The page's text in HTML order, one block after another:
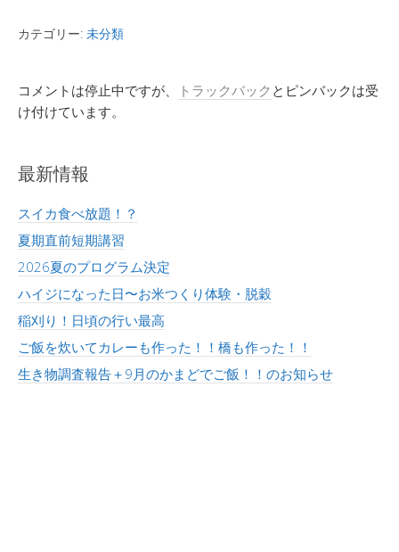
て
t
e
r
で
新
し
い
ィ
ン
ド
ウ
で
開
き
ま
す
)
o
o
有
す
る
に
く
だ
さ
い
(
し
い
ウ
ィ
ン
ド
ウ
で
開
き
ま
す
l
e
ン
ド
開
き
ま
す
)
カテゴリー: 未分類
コメントは停止中ですが、 トラックバック とピンバックは受
け付けています。
最新情報
スイカ食べ放題！？
夏期直前短期講習
2026夏のプログラム決定
ハイジになった日〜お米つくり体験・脱穀
稲刈り！日頃の行い最高
ご飯を炊いてカレーも作った！！橋も作った！！
生き物調査報告＋9月のかまどでご飯！！のお知らせ